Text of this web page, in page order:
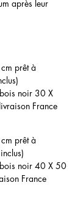
après leur
prêt à
noir 30 X
France
prêt à
bois noir 40 X 50
France